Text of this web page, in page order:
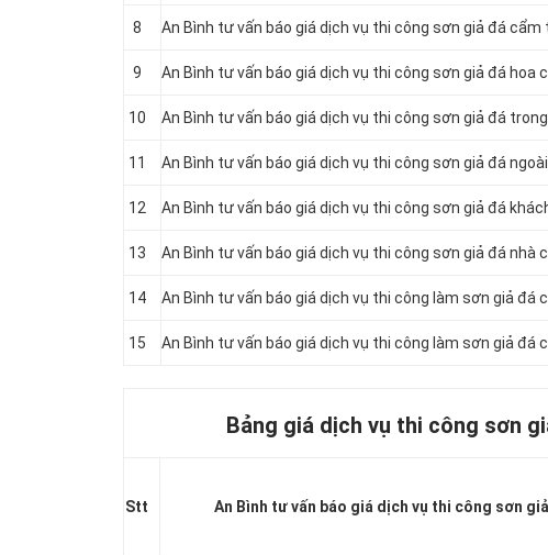
8 An Bình tư vấn báo giá dịch vụ thi công sơn giả đá cẩm
9 An Bình tư vấn báo giá dịch vụ thi công sơn giả đá hoa
10 An Bình tư vấn báo giá dịch vụ thi công sơn giả đá
11 An Bình tư vấn báo giá dịch vụ thi công sơn giả đá
12 An Bình tư vấn báo giá dịch vụ thi công sơn giả đá
13 An Bình tư vấn báo giá dịch vụ thi công sơn giả đá nhà
14 An Bình tư vấn báo giá dịch vụ thi công làm sơn giả
15 An Bình tư vấn báo giá dịch vụ thi công làm sơn giả đá
Bảng giá dịch vụ thi công sơn
Stt An Bình tư vấn báo giá dịch vụ thi công sơn